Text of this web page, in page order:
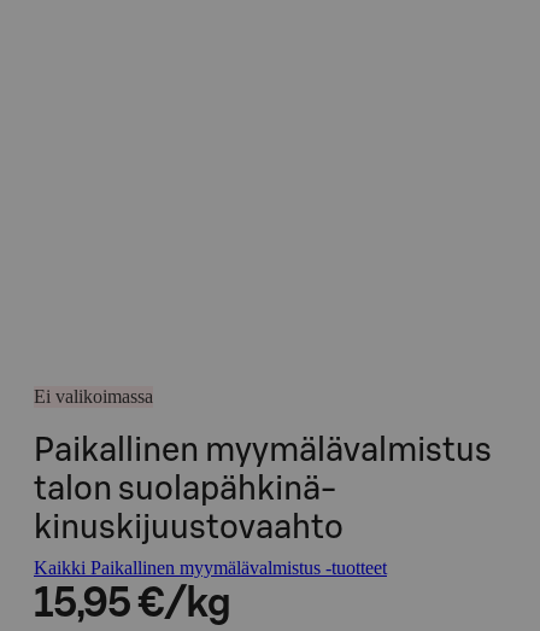
Ei valikoimassa
Paikallinen myymälävalmistus
talon suolapähkinä-
kinuskijuustovaahto
Kaikki Paikallinen myymälävalmistus -tuotteet
15,95 €/kg